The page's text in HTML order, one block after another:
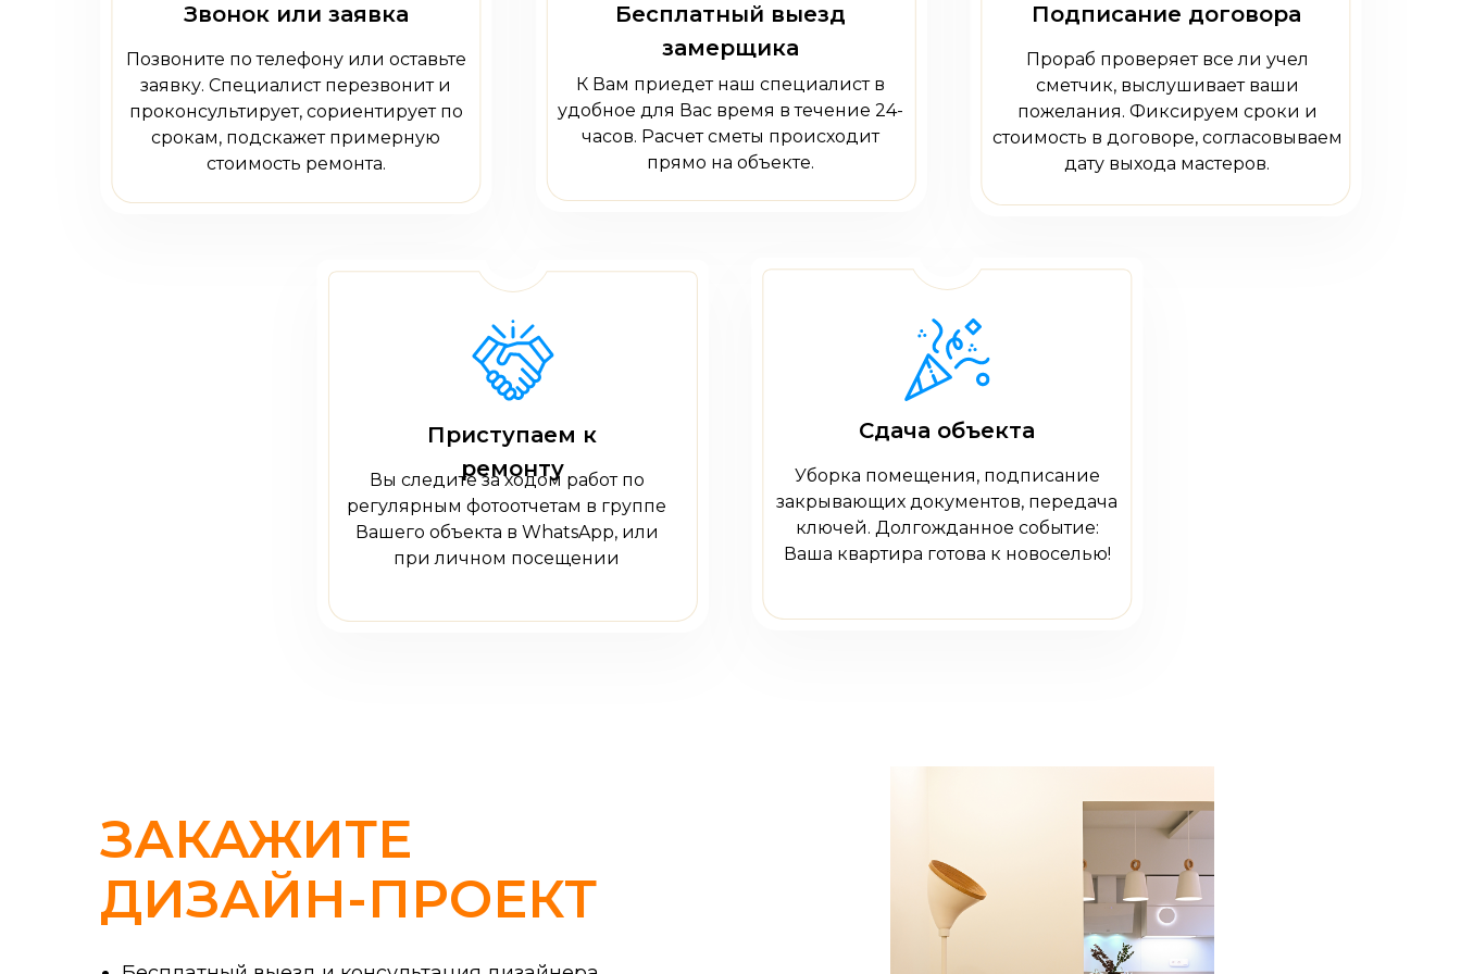
Звонок или заявка
Позвоните по телефону или оставьте
заявку. Специалист перезвонит и
проконсультирует, сориентирует по
срокам, подскажет примерную
стоимость ремонта.
Бесплатный выезд
замерщика
К Вам приедет наш специалист в
удобное для Вас время в течение 24-
часов. Расчет сметы происходит
прямо на объекте.
Подписание договора
Прораб проверяет все ли учел
сметчик, выслушивает ваши
пожелания. Фиксируем сроки и
стоимость в договоре, согласовываем
дату выхода мастеров.
Приступаем к
ремонту
Вы следите за ходом работ по
регулярным фотоотчетам в группе
Вашего объекта в WhatsApp, или
при личном посещении
Сдача объекта
Уборка помещения, подписание
закрывающих документов, передача
ключей. Долгожданное событие:
Ваша квартира готова к новоселью!
ЗАКАЖИТЕ
ДИЗАЙН-ПРОЕКТ